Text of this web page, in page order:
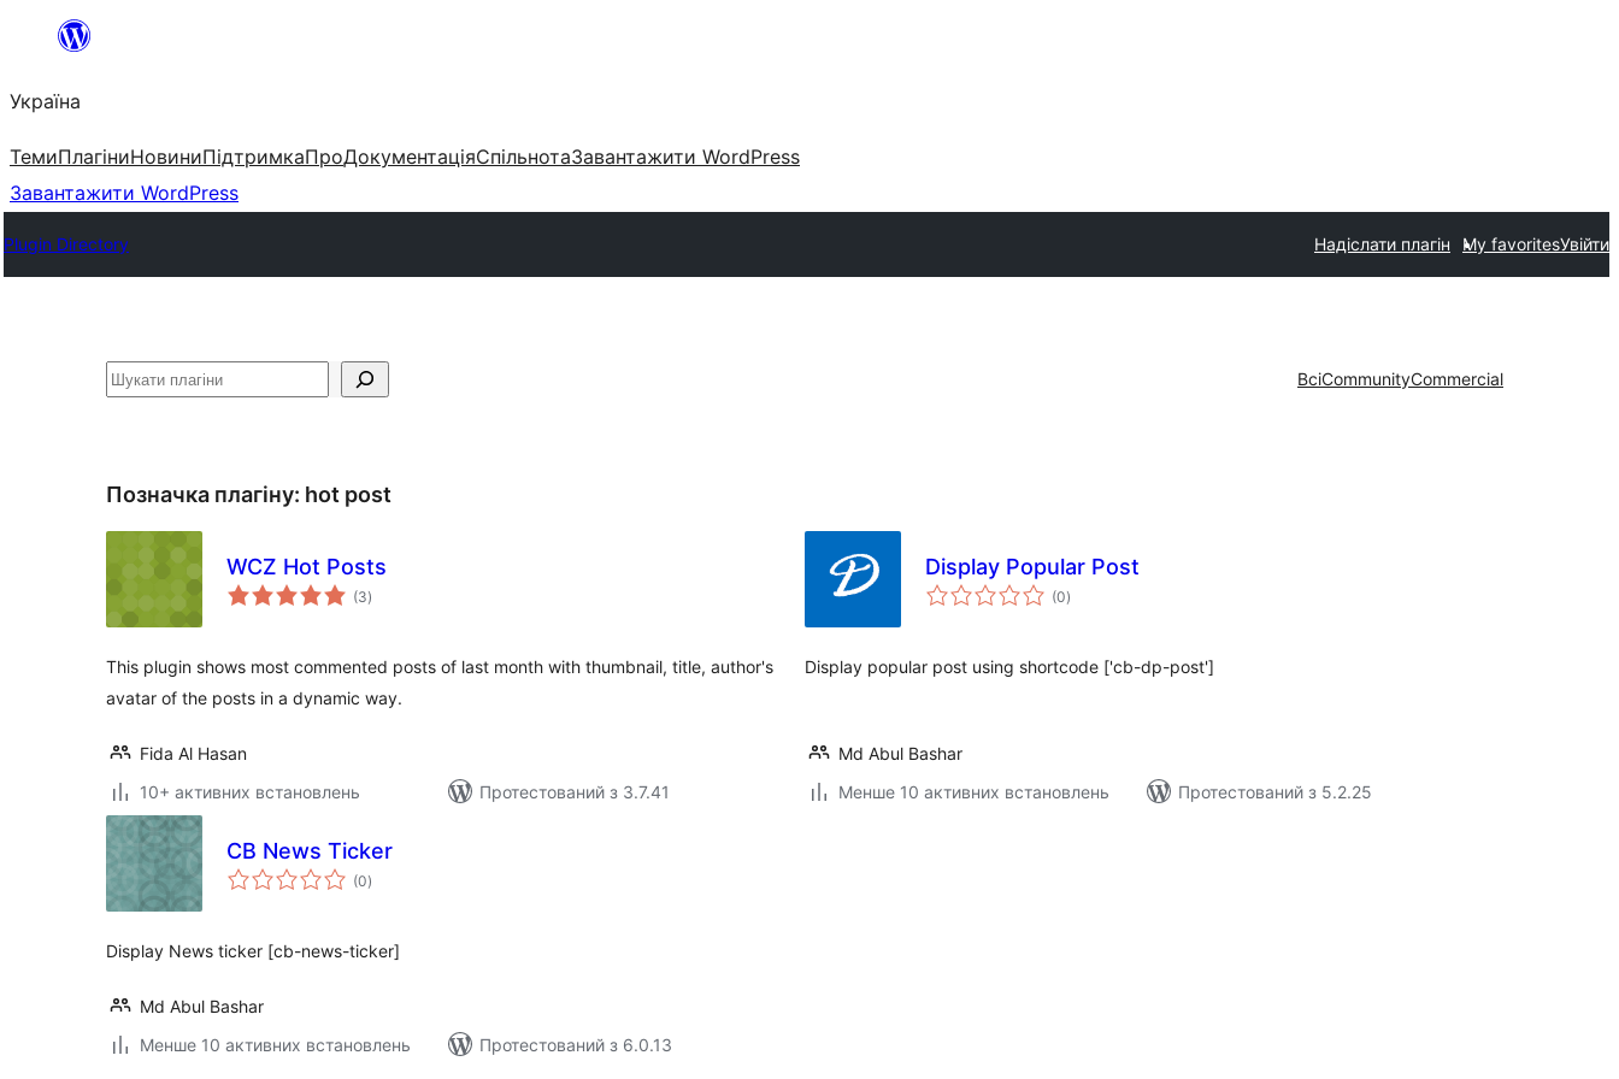
Перейти
вмісту
Україна
ТемиПлагіниНовиниПідтримкаПроДокументаціяСпільнотаЗавантажити WordPress
Завантажити WordPress
Plugin Directory Надіслати плагін My favoritesУвійти
Пошук ВсіCommunityCommercial
Позначка плагіну: hot post
WCZ Hot Posts
(3загальний
рейтинг
)
This plugin shows most commented posts of last month with thumbnail, title, author's
avatar of the posts in a dynamic way.
Fida Al Hasan
10+ активних встановлень
Протестований з 3.7.41
Display Popular Post
(0загальний
рейтинг
)
Display popular post using shortcode ['cb-dp-post']
Md Abul Bashar
Менше 10 активних встановлень
Протестований з 5.2.25
CB News Ticker
(0загальний
рейтинг
)
Display News ticker [cb-news-ticker]
Md Abul Bashar
Менше 10 активних встановлень
Протестований з 6.0.13